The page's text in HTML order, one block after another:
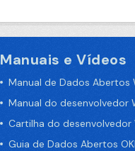
Manuais e Vídeos
Manual de Dados Abertos
Manual do desenvolvedor
Cartilha do desenvolvedor
Guia de Dados Abertos